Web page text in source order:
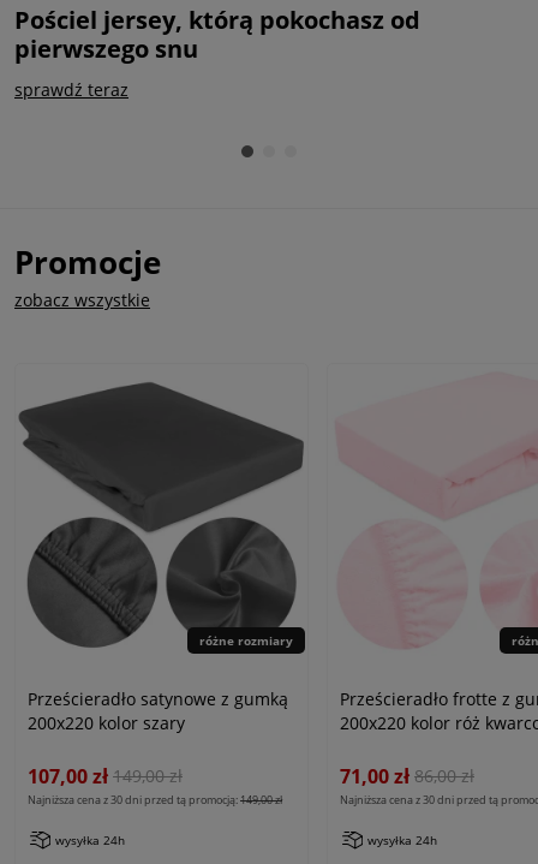
Pościel jersey, którą pokochasz od
pierwszego snu
sprawdź teraz
Promocje
zobacz wszystkie
różne rozmiary
Prześcieradło satynowe z gumką
200x220 kolor szary
107,00 zł 149,00 zł
Najniższa cena z 30 dni przed tą promocją:149,00 zł
wysyłka 24h
Prześcieradło frotte z
200x220 kolor róż
71,00 zł 86,00 zł
Najniższa cena z 30 dni przed tą
wysyłka 24h